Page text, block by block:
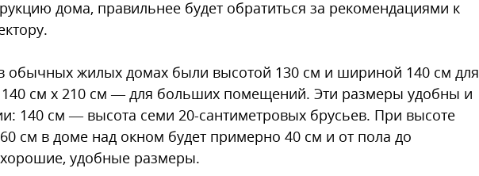
дома, правильнее будет обратиться за рекомендациями к
обычных жилых домах были высотой 130 см и шириной 140 см для
140 см x 210 см — для больших помещений. Эти размеры удобны и
140 см — высота семи 20-сантиметровых брусьев. При высоте
см в доме над окном будет примерно 40 см и от пола до
удобные размеры.